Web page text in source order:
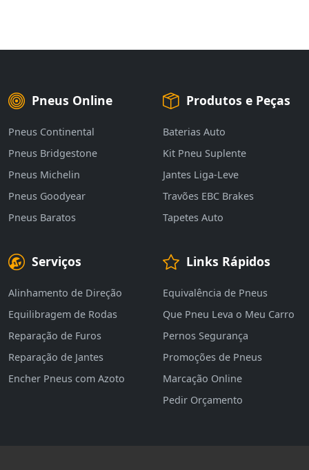
Pneus Online
Pneus Continental
Pneus Bridgestone
Pneus Michelin
Pneus Goodyear
Pneus Baratos
Produtos e Peças
Baterias Auto
Kit Pneu Suplente
Jantes Liga-Leve
Travões EBC Brakes
Tapetes Auto
Serviços
Alinhamento de Direção
Equilibragem de Rodas
Reparação de Furos
Reparação de Jantes
Encher Pneus com Azoto
Links Rápidos
Equivalência de Pneus
Que Pneu Leva o Meu Carro
Pernos Segurança
Promoções de Pneus
Marcação Online
Pedir Orçamento